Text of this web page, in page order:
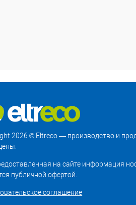
2026 © Eltreco — производство и
на сайте информация
публичной офертой.
соглашение